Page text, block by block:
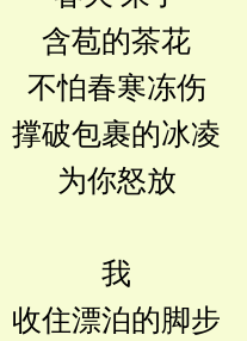
含苞的茶花
不怕春寒冻伤
撑破包裹的冰凌
为你怒放
我
收住漂泊的脚步